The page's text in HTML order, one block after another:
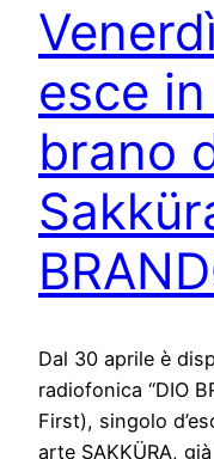
esce
brano
Dal 30 aprile è
radiofonica “DIO
First), singolo
arte SAKKÜRA,